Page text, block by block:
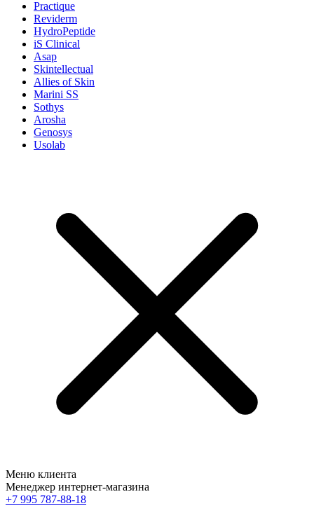
Practique
Reviderm
HydroPeptide
iS Clinical
Asap
Skintellectual
Allies of Skin
Marini SS
Sothys
Arosha
Genosys
Usolab
Меню клиента
Менеджер интернет-магазина
+7 995 787-88-18